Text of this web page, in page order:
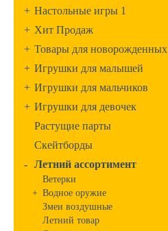
+ Настольные игры 1
+ Хит Продаж
+ Товары для новорожденных
+ Игрушки для малышей
+ Игрушки для мальчиков
+ Игрушки для девочек
Растущие парты
Скейтборды
- Летний ассортимент
Ветерки
+ Водное оружие
Змеи воздушные
Летний товар